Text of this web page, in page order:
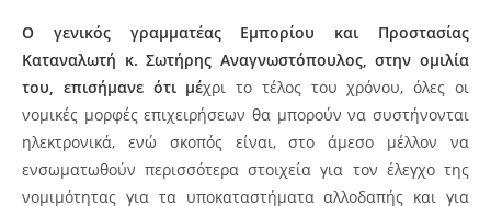
Ο γενικός γραμματέας Εμπορίου και Προστασίας
Καταναλωτή κ. Σωτήρης Αναγνωστόπουλος, στην ομιλία
του, επισήμανε ότι μέχρι το τέλος του χρόνου, όλες οι
νομικές μορφές επιχειρήσεων θα μπορούν να συστήνονται
ηλεκτρονικά, ενώ σκοπός είναι, στο άμεσο μέλλον να
ενσωματωθούν περισσότερα στοιχεία για τον έλεγχο της
νομιμότητας για τα υποκαταστήματα αλλοδαπής και για